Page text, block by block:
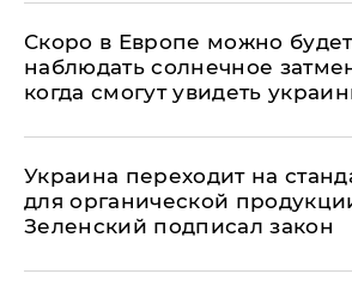
Скоро в Европе можно будет
наблюдать солнечное
когда смогут увидеть
Украина переходит на
для органической
Зеленский подписал закон